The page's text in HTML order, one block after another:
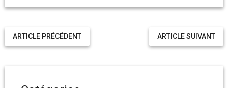
ARTICLE SUIVANT
ARTICLE PRÉCÉDENT